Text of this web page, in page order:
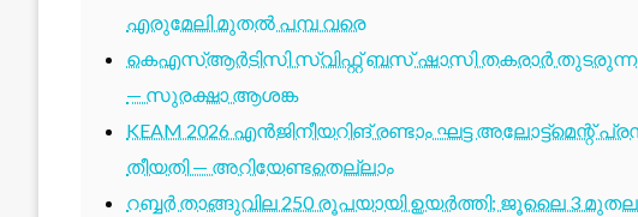
എരുമേലി മുതൽ പമ്പ വരെ
കെഎസ്ആർടിസി സ്വിഫ്റ്റ് ബസ് ഷാസി തകരാർ തുടരുന്നു;
— സുരക്ഷാ ആശങ്ക
KEAM 2026 എൻജിനീയറിങ് രണ്ടാം ഘട്ട അലോട്ട്മെന്റ്
തീയതി — അറിയേണ്ടതെല്ലാം
റബ്ബർ താങ്ങുവില 250 രൂപയായി ഉയർത്തി; ജൂലൈ 3